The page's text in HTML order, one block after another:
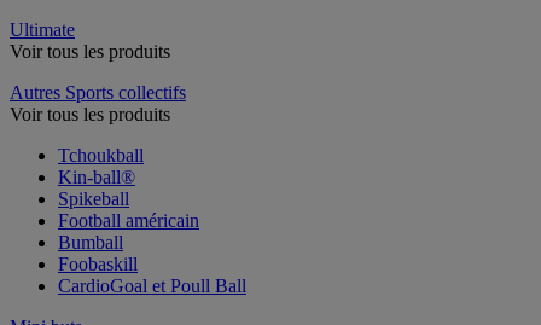
Ultimate
Voir tous les produits
Autres Sports collectifs
Voir tous les produits
Tchoukball
Kin-ball®
Spikeball
Football américain
Bumball
Foobaskill
CardioGoal et Poull Ball